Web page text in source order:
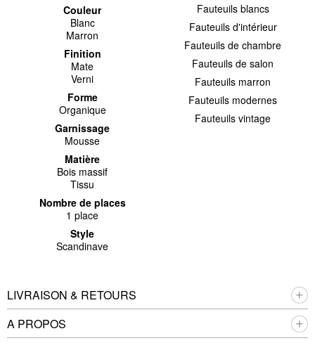
Couleur
Blanc
Marron
Finition
Mate
Verni
Forme
Organique
Garnissage
Mousse
Matière
Bois massif
Tissu
Nombre de places
1 place
Style
Scandinave
Fauteuils blancs
Fauteuils d'intérieur
Fauteuils de chambre
Fauteuils de salon
Fauteuils marron
Fauteuils modernes
Fauteuils vintage
LIVRAISON & RETOURS
A PROPOS